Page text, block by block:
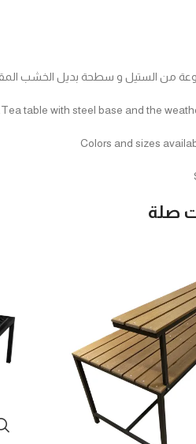
من الستيل و سطحة بديل الخشب
Tea table with steel base and the
Colors and sizes
صلة